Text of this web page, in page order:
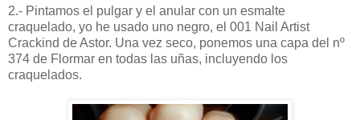
2.- Pintamos el pulgar y el anular con un esmalte
craquelado, yo he usado uno negro, el 001 Nail Artist
Crackind de Astor. Una vez seco, ponemos una capa del nº
374 de Flormar en todas las uñas, incluyendo los
craquelados.